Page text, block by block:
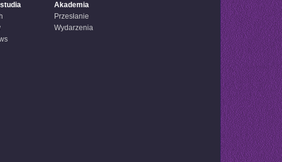
Akademia
Przesłanie
Wydarzenia